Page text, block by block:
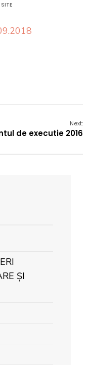
Next:
de executie 2016
ȘI